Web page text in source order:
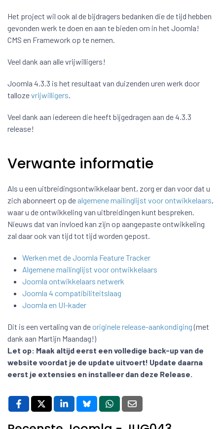
Het project wil ook al de bijdragers bedanken die de tijd hebben
gevonden werk te doen en aan te bieden om in het Joomla!
CMS en Framework op te nemen.
Veel dank aan alle vrijwilligers!
Joomla 4.3.3 is het resultaat van duizenden uren werk door
tallozevrijwilligers.
Veel dank aan iedereen die heeft bijgedragen aan de 4.3.3
release!
Verwante informatie
Als u een uitbreidingsontwikkelaar bent, zorg er dan voor dat u
zich abonneert op de algemene mailinglijst voor ontwikkelaars,
waar u de ontwikkeling van uitbreidingen kunt bespreken.
Nieuws dat van invloed kan zijn op aangepaste ontwikkeling
zal daar ook van tijd tot tijd worden gepost.
Werken met de Joomla Feature Tracker
Algemene mailinglijst voor ontwikkelaars
Joomla ontwikkelaars netwerk
Joomla 4 compatibiliteitslaag
Joomla en UI-kader
Dit is een vertaling van deoriginele release-aankondiging(met
dank aan Martijn Maandag!)
Let op: Maak altijd eerst een volledige back-up van de
website voordat je de update uitvoert! Update daarna
eerst je extensies en installeer dan deze Release.